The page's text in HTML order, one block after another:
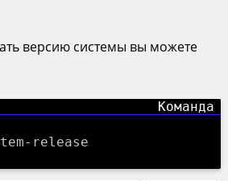
версию системы вы можете
release